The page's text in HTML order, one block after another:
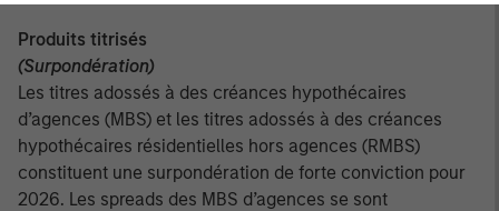
Produits titrisés
(Surpondération)
Les titres adossés à des créances hypothécaires
d’agences (MBS) et les titres adossés à des créances
hypothécaires résidentielles hors agences (RMBS)
constituent une surpondération de forte conviction pour
2026. Les spreads des MBS d’agences se sont